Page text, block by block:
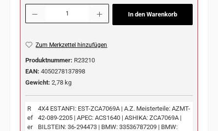
Produkt Anzahl: Gib den gewünschten Wert ein oder benutze die Schaltflächen
In den Warenkorb
Zum Merkzettel hinzufügen
Produktnummer: R23210
EAN: 4050278137898
Gewicht: 2,78 kg
R
ef
er
4X4 ESTANFI: EST-ZCA7069A | A.Z. Meisterteile: AZMT-
42-089-2205 | APEC: ACS1640 | ASHIKA: ZCA7069A |
BILSTEIN: 36-294473 | BMW: 33536787209 | BMW: